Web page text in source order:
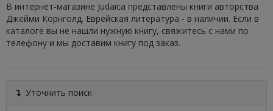
В интернет-магазине Judaica представлены книги авторства
Джейми Корнголд. Еврейская литература - в наличии. Если в
каталоге вы не нашли нужную книгу, свяжитесь с нами по
телефону и мы доставим книгу под заказ.
Уточнить поиск